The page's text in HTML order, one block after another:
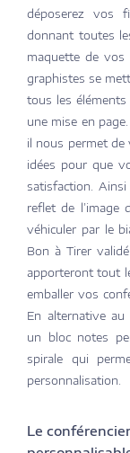
déposerez vos
donnant toutes
maquette de vos
graphistes se
tous les
une mise en
il nous permet de
idées pour que
satisfaction.
reflet de l’image
véhiculer par le
Bon à Tirer
apporteront tout
emballer vos
En alternative
un bloc notes
spirale qui
personnalisation.
Le